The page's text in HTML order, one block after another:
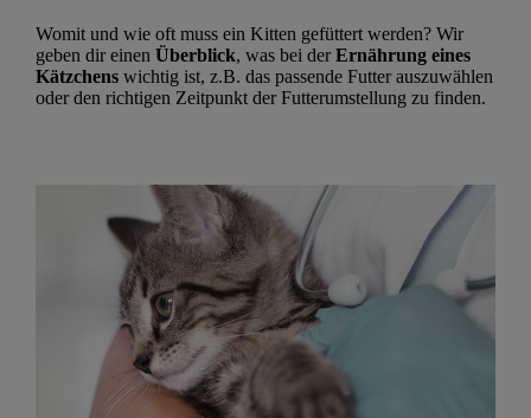
Womit und wie oft muss ein Kitten gefüttert werden? Wir
geben dir einen Überblick, was bei derErnährung eines
Kätzchens wichtig ist, z.B. das passende Futter auszuwählen
oder den richtigen Zeitpunkt der Futterumstellung zu finden.